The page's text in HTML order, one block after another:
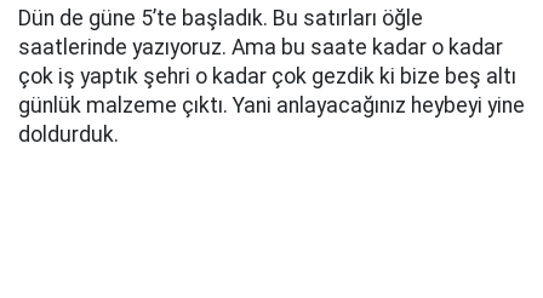
Dün de güne 5’te başladık. Bu satırları öğle
saatlerinde yazıyoruz. Ama bu saate kadar o kadar
çok iş yaptık şehri o kadar çok gezdik ki bize beş altı
günlük malzeme çıktı. Yani anlayacağınız heybeyi yine
doldurduk.